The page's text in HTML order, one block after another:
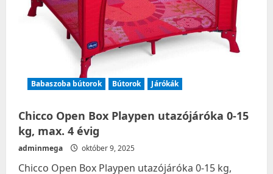
Babaszoba bútorok Bútorok Járókák
Chicco Open Box Playpen utazójáróka 0-15
kg, max. 4 évig
adminmega október 9, 2025
Chicco Open Box Playpen utazójáróka 0-15 kg,